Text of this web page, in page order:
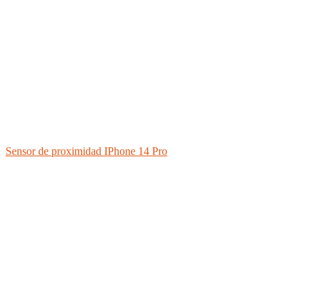
Sensor de proximidad IPhone 14 Pro